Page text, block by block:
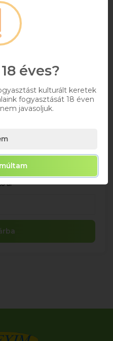
Ft
ár
éves?
kulturált keretek
fogyasztását 18 éven
javasoljuk.